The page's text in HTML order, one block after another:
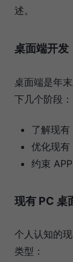
述。
桌面端开发
桌面端是年
下几个阶段：
了解现有
优化现有
约束
现有 PC 桌
个人认知的
类型：